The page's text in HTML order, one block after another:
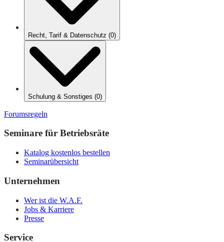
Recht, Tarif & Datenschutz (0)
Schulung & Sonstiges (0)
Forumsregeln
Seminare für Betriebsräte
Katalog kostenlos bestellen
Seminarübersicht
Unternehmen
Wer ist die W.A.F.
Jobs & Karriere
Presse
Service